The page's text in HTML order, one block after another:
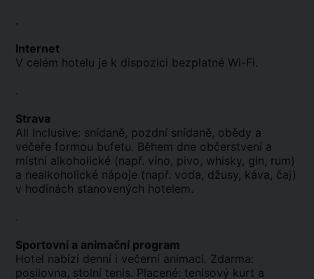
.
Internet
V celém hotelu je k dispozici bezplatné Wi-Fi.
.
Strava
All Inclusive: snídaně, pozdní snídaně, obědy a
večeře formou bufetu. Během dne občerstvení a
místní alkoholické (např. víno, pivo, whisky, gin, rum)
a nealkoholické nápoje (např. voda, džusy, káva, čaj)
v hodinách stanovených hotelem.
.
Sportovní a animační program
Hotel nabízí denní i večerní animaci. Zdarma:
posilovna, stolní tenis. Placené: tenisový kurt a